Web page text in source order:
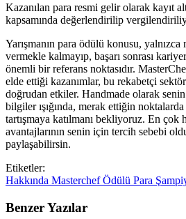
Kazanılan para resmi gelir olarak kayıt
kapsamında değerlendirilip
Yarışmanın para ödülü konusu,
vermekle kalmayıp, başarı sonrası
önemli bir referans noktasıdır.
elde ettiği kazanımlar, bu rekabetçi
doğrudan etkiler. Handmade olarak
bilgiler ışığında, merak ettiğin
tartışmaya katılmanı bekliyoruz. En çok
avantajlarının senin için tercih sebebi
paylaşabilirsin.
Etiketler:
Hakkında MasterchefÖdülü Para
Benzer Yazılar